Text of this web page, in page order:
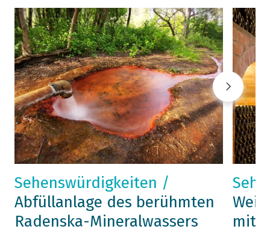
Sehenswürdigkeiten /
Abfüllanlage des berühmten
Radenska-Mineralwassers
mit